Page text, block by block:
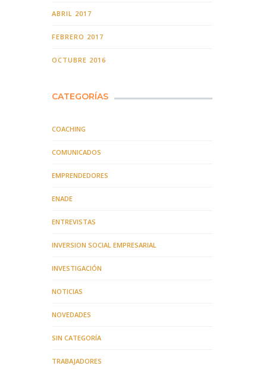
ABRIL 2017
FEBRERO 2017
OCTUBRE 2016
CATEGORÍAS
COACHING
COMUNICADOS
EMPRENDEDORES
ENADE
ENTREVISTAS
INVERSION SOCIAL EMPRESARIAL
INVESTIGACIÓN
NOTICIAS
NOVEDADES
SIN CATEGORÍA
TRABAJADORES